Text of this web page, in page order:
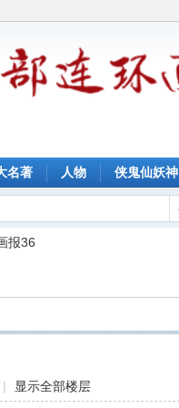
名著 人物 侠鬼仙妖神
报36
| 显示全部楼层